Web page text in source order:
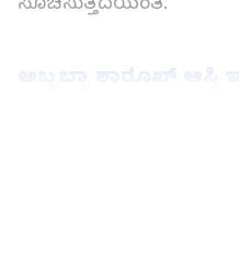
ಅಬ್ಬಬ್ಬಾ ಶಾರೂಖ್ ಆಸ್ತಿ